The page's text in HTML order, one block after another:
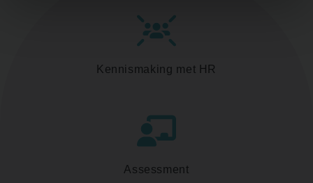
Kennismaking met HR
Assessment